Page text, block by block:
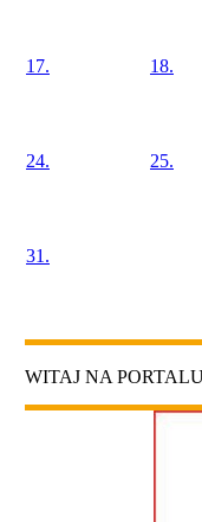
17. 18.
24. 25.
31.
WITAJ NA